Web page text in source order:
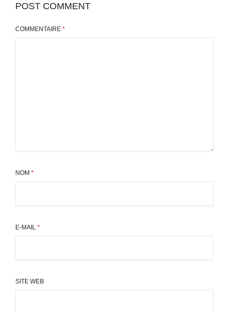
POST COMMENT
COMMENTAIRE *
NOM *
E-MAIL *
SITE WEB